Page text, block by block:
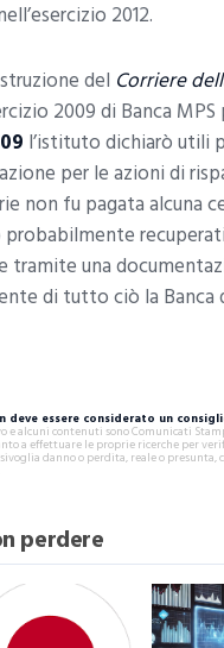
2012.
del Corriere
2009 di Banca
l’istituto dichiarò utili
per le azioni di
non fu pagata alcuna
tramite una
di tutto ciò la Banca
deve essere considerato un
e alcuni contenuti sono Comunicati
a effettuare le proprie ricerche per
danno o perdita, reale o
perdere